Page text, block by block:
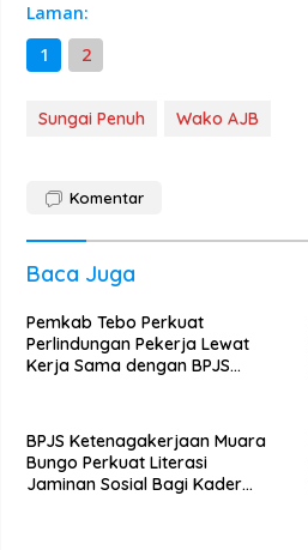
Laman:
1
2
Sungai Penuh Wako AJB
Komentar
Baca Juga
Pemkab Tebo Perkuat
Perlindungan Pekerja Lewat
Kerja Sama dengan BPJS
BPJS Ketenagakerjaan Muara
Bungo Perkuat Literasi
Jaminan Sosial Bagi Kader